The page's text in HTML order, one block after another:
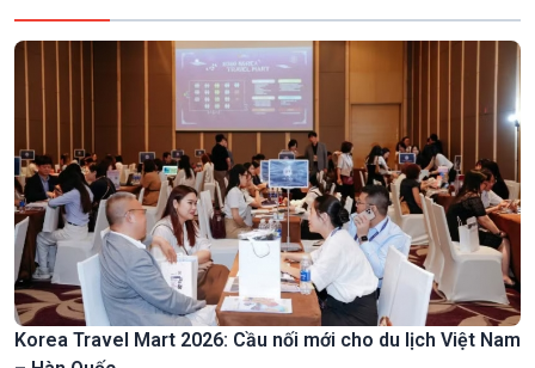
Korea Travel Mart 2026: Cầu nối mới cho du lịch Việt Nam